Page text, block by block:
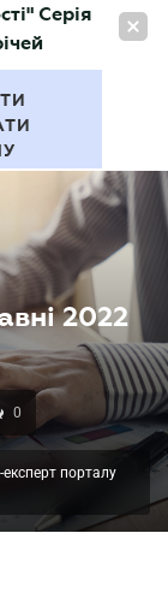
Серія
2022
0